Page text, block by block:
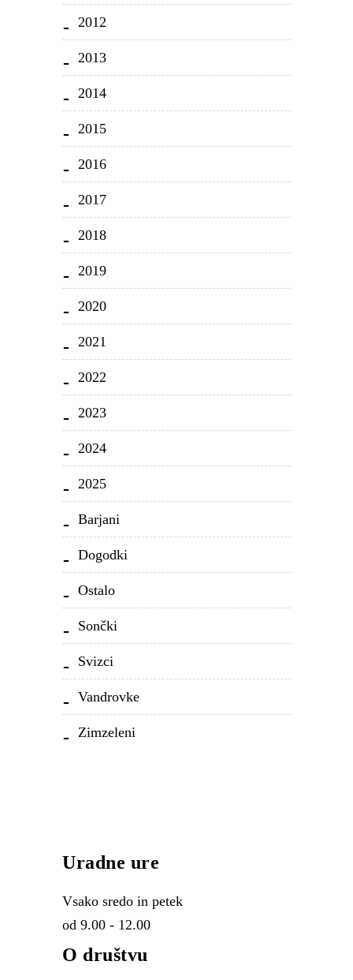
2012
2013
2014
2015
2016
2017
2018
2019
2020
2021
2022
2023
2024
2025
Barjani
Dogodki
Ostalo
Sončki
Svizci
Vandrovke
Zimzeleni
Uradne ure
Vsako sredo in petek
od 9.00 - 12.00
O društvu